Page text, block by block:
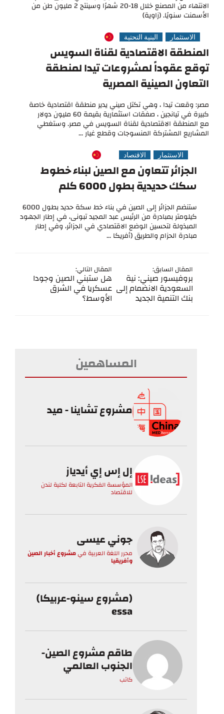
الانتهاء من المصنع خلال 18-20 شهرًا وسينتج 2 مليون طن من
الأسمنت سنويًا. (زاوية)
الاستثمار البنية التحتية
المنطقة الاقتصادية لقناة السويس
توقع عقوداً لمشروعات تيدا لمنطقة
التعاون الصينية المصرية
مصر: وقعت تيدا ، وهي تكتل صيني يدير منطقة اقتصادية خاصة
كبيرة في تيانجين ، صفقات استثمارية بقيمة 60 مليون دولار
مع المنطقة الاقتصادية لقناة السويس في مصر. وستغطي
المشاريع المشتركة المنسوجات وقطع غيار ...
الاستثمار الاقتصاد
الجزائر تتعاون مع الصين لبناء خطوط
سكك حديدية بطول 6000 كلم
ستنضم الجزائر إلى الصين في بناء خط سكة حديد بطول 6000
كيلومتر بمبادرة من الرئيس عبد المجيد تبونى، في إطار الجهود
المبذولة لتحسين الوضع الاقتصادي في الجزائر، وفي إطار
مبادرة الحزام والطريق (أفريكا ...
المقال السابق:
بروفيسور صيني: نية
السعودية الانضمام إلى
بنك التنمية الجديد
المقال التالي:
هل ستبني الصين وجودا
عسكريا في الشرق
الأوسط؟
المساهمين
مشروع تشاينا - ميد
إل إس إي أيدياز
المؤسسة الفكرية التابعة لكلية لندن
للاقتصاد
جوني عيسى
محرر اللغة العربية فيمشروع أخبار الصين
وأفريقيا
(مشروع سينو-عربيكا)
essa
طاقم مشروع الصين-
الجنوب العالمي
كاتب